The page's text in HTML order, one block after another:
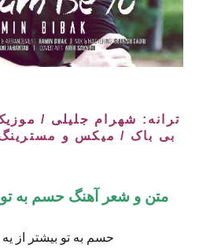
ترانه: شهرام جلیلی /
بی باک / میکس و
متن و شعر آهنگ حسم به تو
حسم به تو بیشتر از